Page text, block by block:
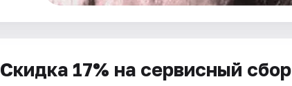
Скидка 17% на сервисный сбор